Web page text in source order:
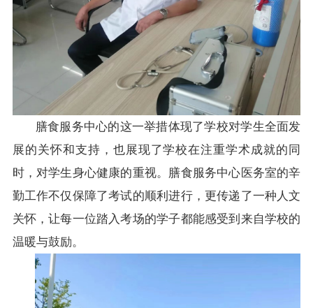
膳食服务中心的这一举措体现了学校对学生全面发
展的关怀和支持，也展现了学校在注重学术成就的同
时，对学生身心健康的重视。膳食服务中心医务室的辛
勤工作不仅保障了考试的顺利进行，更传递了一种人文
关怀，让每一位踏入考场的学子都能感受到来自学校的
温暖与鼓励。